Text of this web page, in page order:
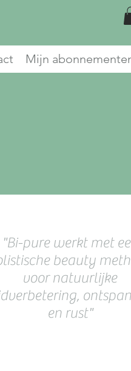
Mijn
"Bi-pure werkt met
beauty
voor natuurlijke
en rust"